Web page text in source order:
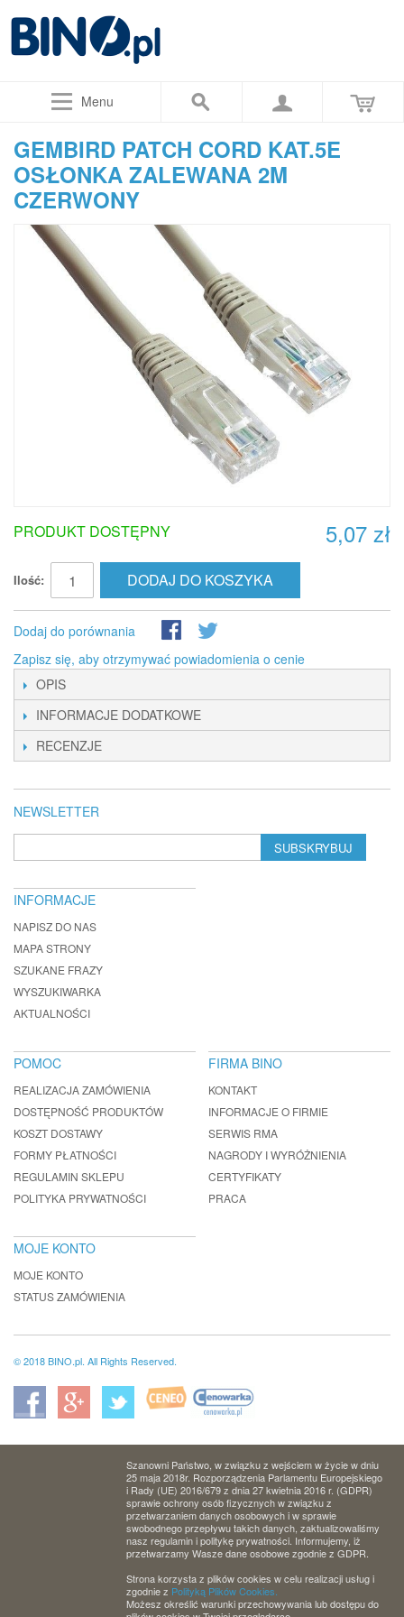
Menu
GEMBIRD PATCH CORD KAT.5E
OSŁONKA ZALEWANA 2M
CZERWONY
5,07 zł
PRODUKT DOSTĘPNY
Ilość: DODAJ DO KOSZYKA
Dodaj do porównania
Zapisz się, aby otrzymywać powiadomienia o cenie
OPIS
INFORMACJE DODATKOWE
RECENZJE
NEWSLETTER
SUBSKRYBUJ
INFORMACJE
NAPISZ DO NAS
MAPA STRONY
SZUKANE FRAZY
WYSZUKIWARKA
AKTUALNOŚCI
POMOC
REALIZACJA ZAMÓWIENIA
DOSTĘPNOŚĆ PRODUKTÓW
KOSZT DOSTAWY
FORMY PŁATNOŚCI
REGULAMIN SKLEPU
POLITYKA PRYWATNOŚCI
FIRMA BINO
KONTAKT
INFORMACJE O FIRMIE
SERWIS RMA
NAGRODY I WYRÓŻNIENIA
CERTYFIKATY
PRACA
MOJE KONTO
MOJE KONTO
STATUS ZAMÓWIENIA
© 2018 BINO.pl. All Rights Reserved.
Szanowni Państwo, w związku z wejściem w życie w dniu
25 maja 2018r. Rozporządzenia Parlamentu Europejskiego
i Rady (UE) 2016/679 z dnia 27 kwietnia 2016 r. (GDPR)
sprawie ochrony osób fizycznych w związku z
przetwarzaniem danych osobowych i w sprawie
swobodnego przepływu takich danych, zaktualizowaliśmy
nasz regulamin i politykę prywatności. Informujemy, iż
przetwarzamy Wasze dane osobowe zgodnie z GDPR.
Strona korzysta z plików cookies w celu realizacji usług i
zgodnie z Polityką Plików Cookies.
Możesz określić warunki przechowywania lub dostępu do